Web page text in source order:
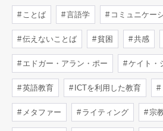
ことば 言語学 コミュニケー
伝えないことば 貧困 共感
エドガー・アラン・ポー ケイト・
英語教育 ICTを利用した教育
メタファー ライティング 宗